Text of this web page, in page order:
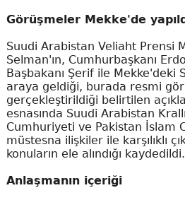
Görüşmeler Mekke'de
Suudi Arabistan Veliaht Prensi
Selman'ın, Cumhurbaşkanı
Başbakanı Şerif ile Mekke'deki
araya geldiği, burada resmi
gerçekleştirildiği belirtilen
esnasında Suudi Arabistan
Cumhuriyeti ve Pakistan İslam
müstesna ilişkiler ile karşılıklı
konuların ele alındığı kaydedildi.
Anlaşmanın içeriği